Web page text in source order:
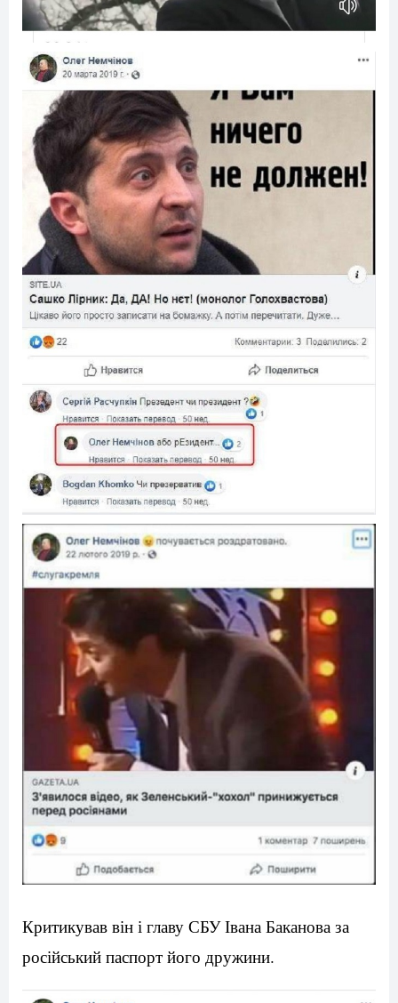
Критикував він і главу СБУ Івана Баканова за
російський паспорт його дружини.